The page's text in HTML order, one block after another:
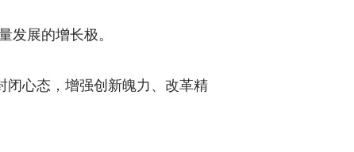
展的增长极。
心态，增强创新魄力、改革精